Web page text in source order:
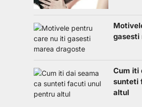
gasesti
Cum iti
sunteti
altul